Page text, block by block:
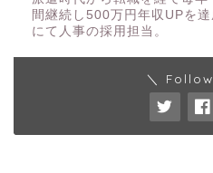
間継続し500万円年収UPを
にて人事の採用担当。
＼